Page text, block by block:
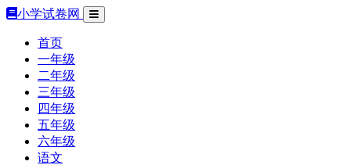
小学试卷网
首页
一年级
二年级
三年级
四年级
五年级
六年级
语文